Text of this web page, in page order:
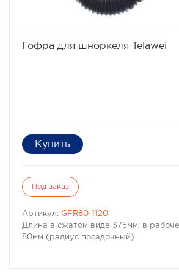
Гофра для шноркеля Telawei
Под заказ
Артикул: GFR80-1120
Длина в сжатом виде 375мм; в
80мм (радиус посадочный)